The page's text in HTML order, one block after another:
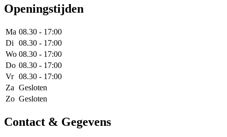
Openingstijden
Ma 08.30 - 17:00
Di
08.30 - 17:00
Wo 08.30 - 17:00
Do 08.30 - 17:00
Vr 08.30 - 17:00
Za Gesloten
Zo Gesloten
Contact & Gegevens